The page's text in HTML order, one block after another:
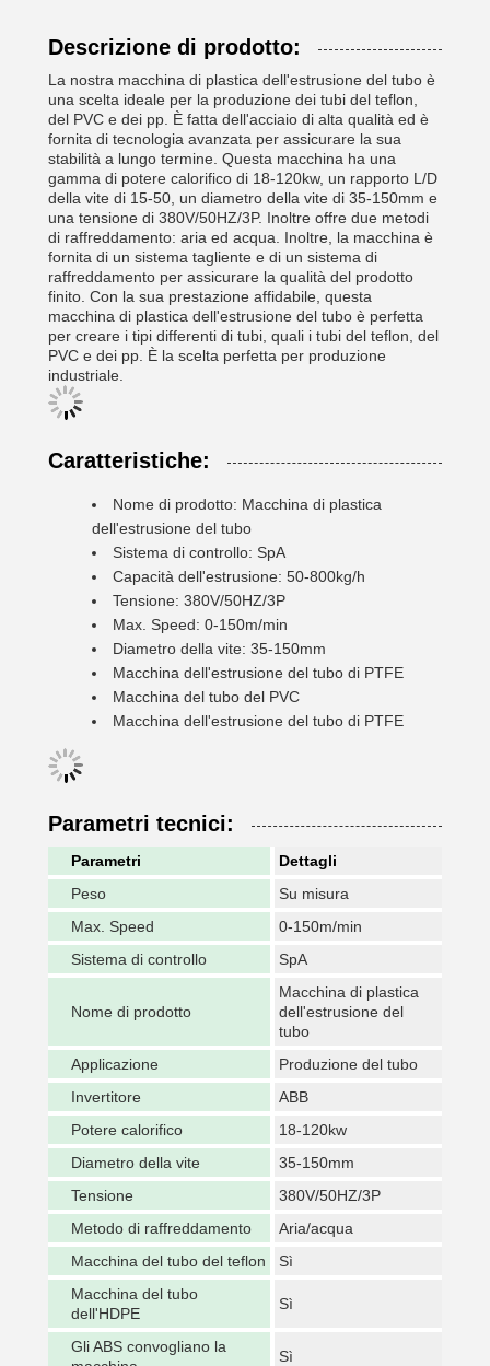
Descrizione di prodotto:
La nostra macchina di plastica dell'estrusione del tubo è
una scelta ideale per la produzione dei tubi del teflon,
del PVC e dei pp. È fatta dell'acciaio di alta qualità ed è
fornita di tecnologia avanzata per assicurare la sua
stabilità a lungo termine. Questa macchina ha una
gamma di potere calorifico di 18-120kw, un rapporto L/D
della vite di 15-50, un diametro della vite di 35-150mm e
una tensione di 380V/50HZ/3P. Inoltre offre due metodi
di raffreddamento: aria ed acqua. Inoltre, la macchina è
fornita di un sistema tagliente e di un sistema di
raffreddamento per assicurare la qualità del prodotto
finito. Con la sua prestazione affidabile, questa
macchina di plastica dell'estrusione del tubo è perfetta
per creare i tipi differenti di tubi, quali i tubi del teflon, del
PVC e dei pp. È la scelta perfetta per produzione
industriale.
Caratteristiche:
Nome di prodotto: Macchina di plastica
dell'estrusione del tubo
Sistema di controllo: SpA
Capacità dell'estrusione: 50-800kg/h
Tensione: 380V/50HZ/3P
Max. Speed: 0-150m/min
Diametro della vite: 35-150mm
Macchina dell'estrusione del tubo di PTFE
Macchina del tubo del PVC
Macchina dell'estrusione del tubo di PTFE
Parametri tecnici:
Parametri
Dettagli
Peso
Su misura
Max. Speed
0-150m/min
Sistema di controllo
SpA
Nome di prodotto
Macchina di plastica
dell'estrusione del
tubo
Applicazione
Produzione del tubo
Invertitore
ABB
Potere calorifico
18-120kw
Diametro della vite
35-150mm
Tensione
380V/50HZ/3P
Metodo di raffreddamento
Aria/acqua
Macchina del tubo del teflon
Sì
Macchina del tubo
dell'HDPE
Sì
Gli ABS convogliano la
Sì